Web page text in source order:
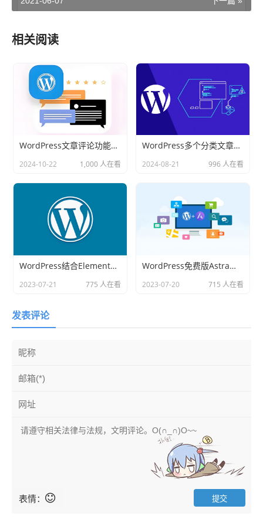
相关阅读
WordPress文章评论功能批量打开或关闭方法
2024-10-22 1,000 人在看
WordPress多个分类文章重复和数量限制的解决方法
2024-08-21 996 人在看
WordPress结合Elementor插件可以设计复杂的网站吗
2023-07-21 775 人在看
WordPress免费版Astra主题能满足网站设计需求吗
2023-07-20 715 人在看
发表评论
表情：